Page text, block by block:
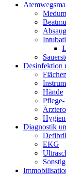
Desinfektion
Flächen
Hände
Diagnostik
EKG